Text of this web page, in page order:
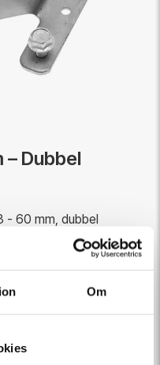
Om
Dubbel
- 60 mm, dubbel